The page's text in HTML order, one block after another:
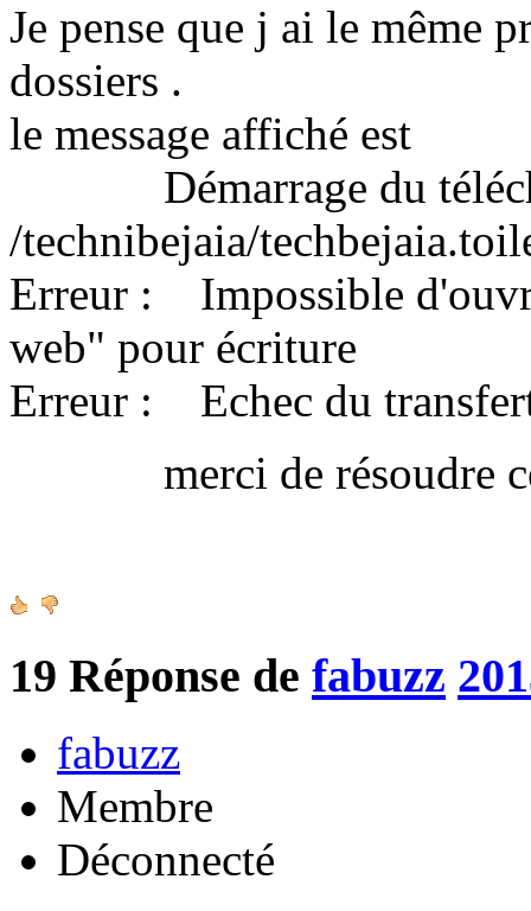
Je pense que j ai le même
dossiers .
le message affiché est
Démarrage du
/technibejaia/
Erreur : Impossible
web" pour écriture
Erreur : Echec du
merci de résoudre ce
19 Réponse de fabuzz
fabuzz
Membre
Déconnecté